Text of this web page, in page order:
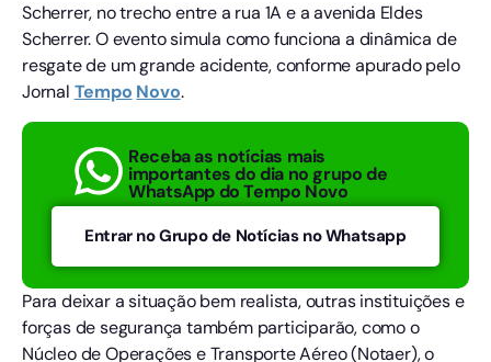
Scherrer, no trecho entre a rua 1A e a avenida Eldes
Scherrer. O evento simula como funciona a dinâmica de
resgate de um grande acidente, conforme apurado pelo
Jornal Tempo Novo.
Receba as notícias mais
importantes do dia no grupo de
WhatsApp do Tempo Novo
Entrar no Grupo de Notícias no Whatsapp
Para deixar a situação bem realista, outras instituições e
forças de segurança também participarão, como o
Núcleo de Operações e Transporte Aéreo (Notaer), o